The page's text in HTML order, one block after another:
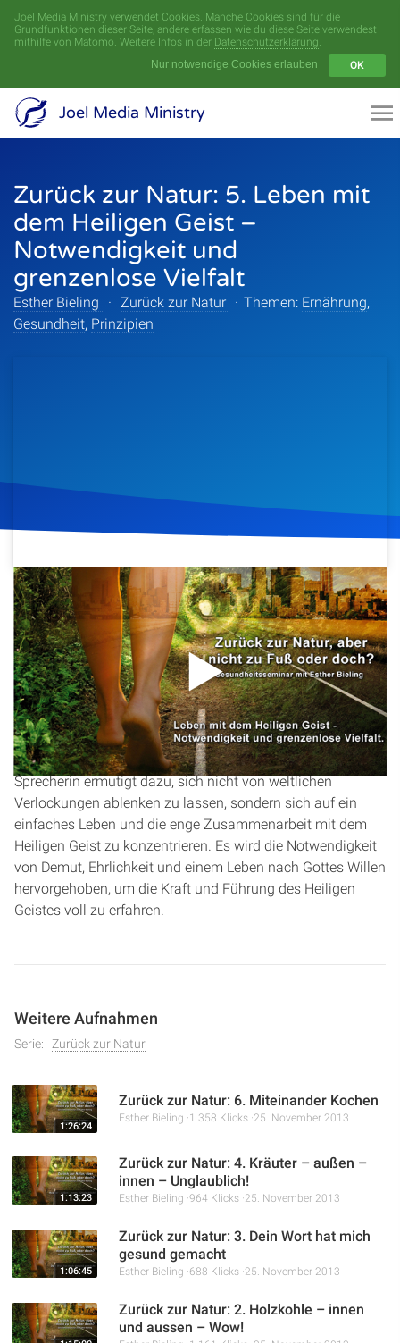
Joel Media Ministry verwendet Cookies. Manche Cookies sind für die
Grundfunktionen dieser Seite, andere erfassen wie du diese Seite verwendest
mithilfe von Matomo. Weitere Infos in der Datenschutzerklärung.
Nur notwendige Cookies erlauben
OK
Joel Media Ministry
Zurück zur Natur: 5. Leben mit
dem Heiligen Geist –
Notwendigkeit und
grenzenlose Vielfalt
Esther Bieling · Zurück zur Natur · Themen: Ernährung,
Gesundheit, Prinzipien
25. November 2013 675Klicks Download
In dieser Predigt beleuchtet Esther Bieling die zentrale Rolle
des Heiligen Geistes in unserem Leben. Sie erklärt, wie die
Annahme des Heiligen Geistes durch die Taufe geschieht
und betont, dass seine Gegenwart in uns liegt. Die
Sprecherin ermutigt dazu, sich nicht von weltlichen
Verlockungen ablenken zu lassen, sondern sich auf ein
einfaches Leben und die enge Zusammenarbeit mit dem
Heiligen Geist zu konzentrieren. Es wird die Notwendigkeit
von Demut, Ehrlichkeit und einem Leben nach Gottes Willen
hervorgehoben, um die Kraft und Führung des Heiligen
Geistes voll zu erfahren.
Weitere Aufnahmen
Serie: Zurück zur Natur
1:26:24
Zurück zur Natur: 6. Miteinander Kochen
Esther Bieling 1.358 Klicks 25. November 2013
1:13:23
Zurück zur Natur: 4. Kräuter – außen –
innen – Unglaublich!
Esther Bieling 964 Klicks 25. November 2013
1:06:45
Zurück zur Natur: 3. Dein Wort hat mich
gesund gemacht
Esther Bieling 688 Klicks 25. November 2013
Zurück zur Natur: 2. Holzkohle – innen
und aussen – Wow!
Menü
Videoarchiv
Serien
Über Uns
Kontakt
Spenden